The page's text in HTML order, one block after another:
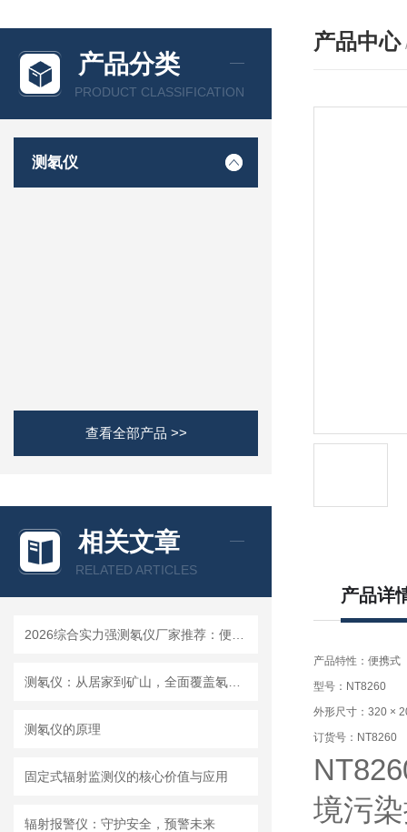
产品分类
PRODUCT CLASSIFICATION
测氡仪
查看全部产品 >>
相关文章
RELATED ARTICLES
测氡仪的原理
固定式辐射监测仪的核心价值与应用
辐射报警仪：守护安全，预警未来
产品中心
产品详
产品特性：便携式
型号：NT8260
外形尺寸：320 ×
订货号：NT8260
境污